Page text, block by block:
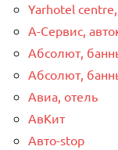
Yarhotel
А-Сервис,
Абсолют,
Абсолют,
Авиа, отель
АвКит
Авто-stop